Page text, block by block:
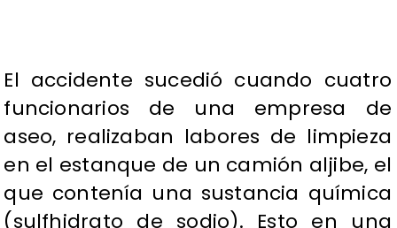
El accidente sucedió cuando cuatro
funcionarios de una empresa de
aseo, realizaban labores de limpieza
en el estanque de un camión aljibe, el
que contenía una sustancia química
(sulfhidrato de sodio). Esto en una